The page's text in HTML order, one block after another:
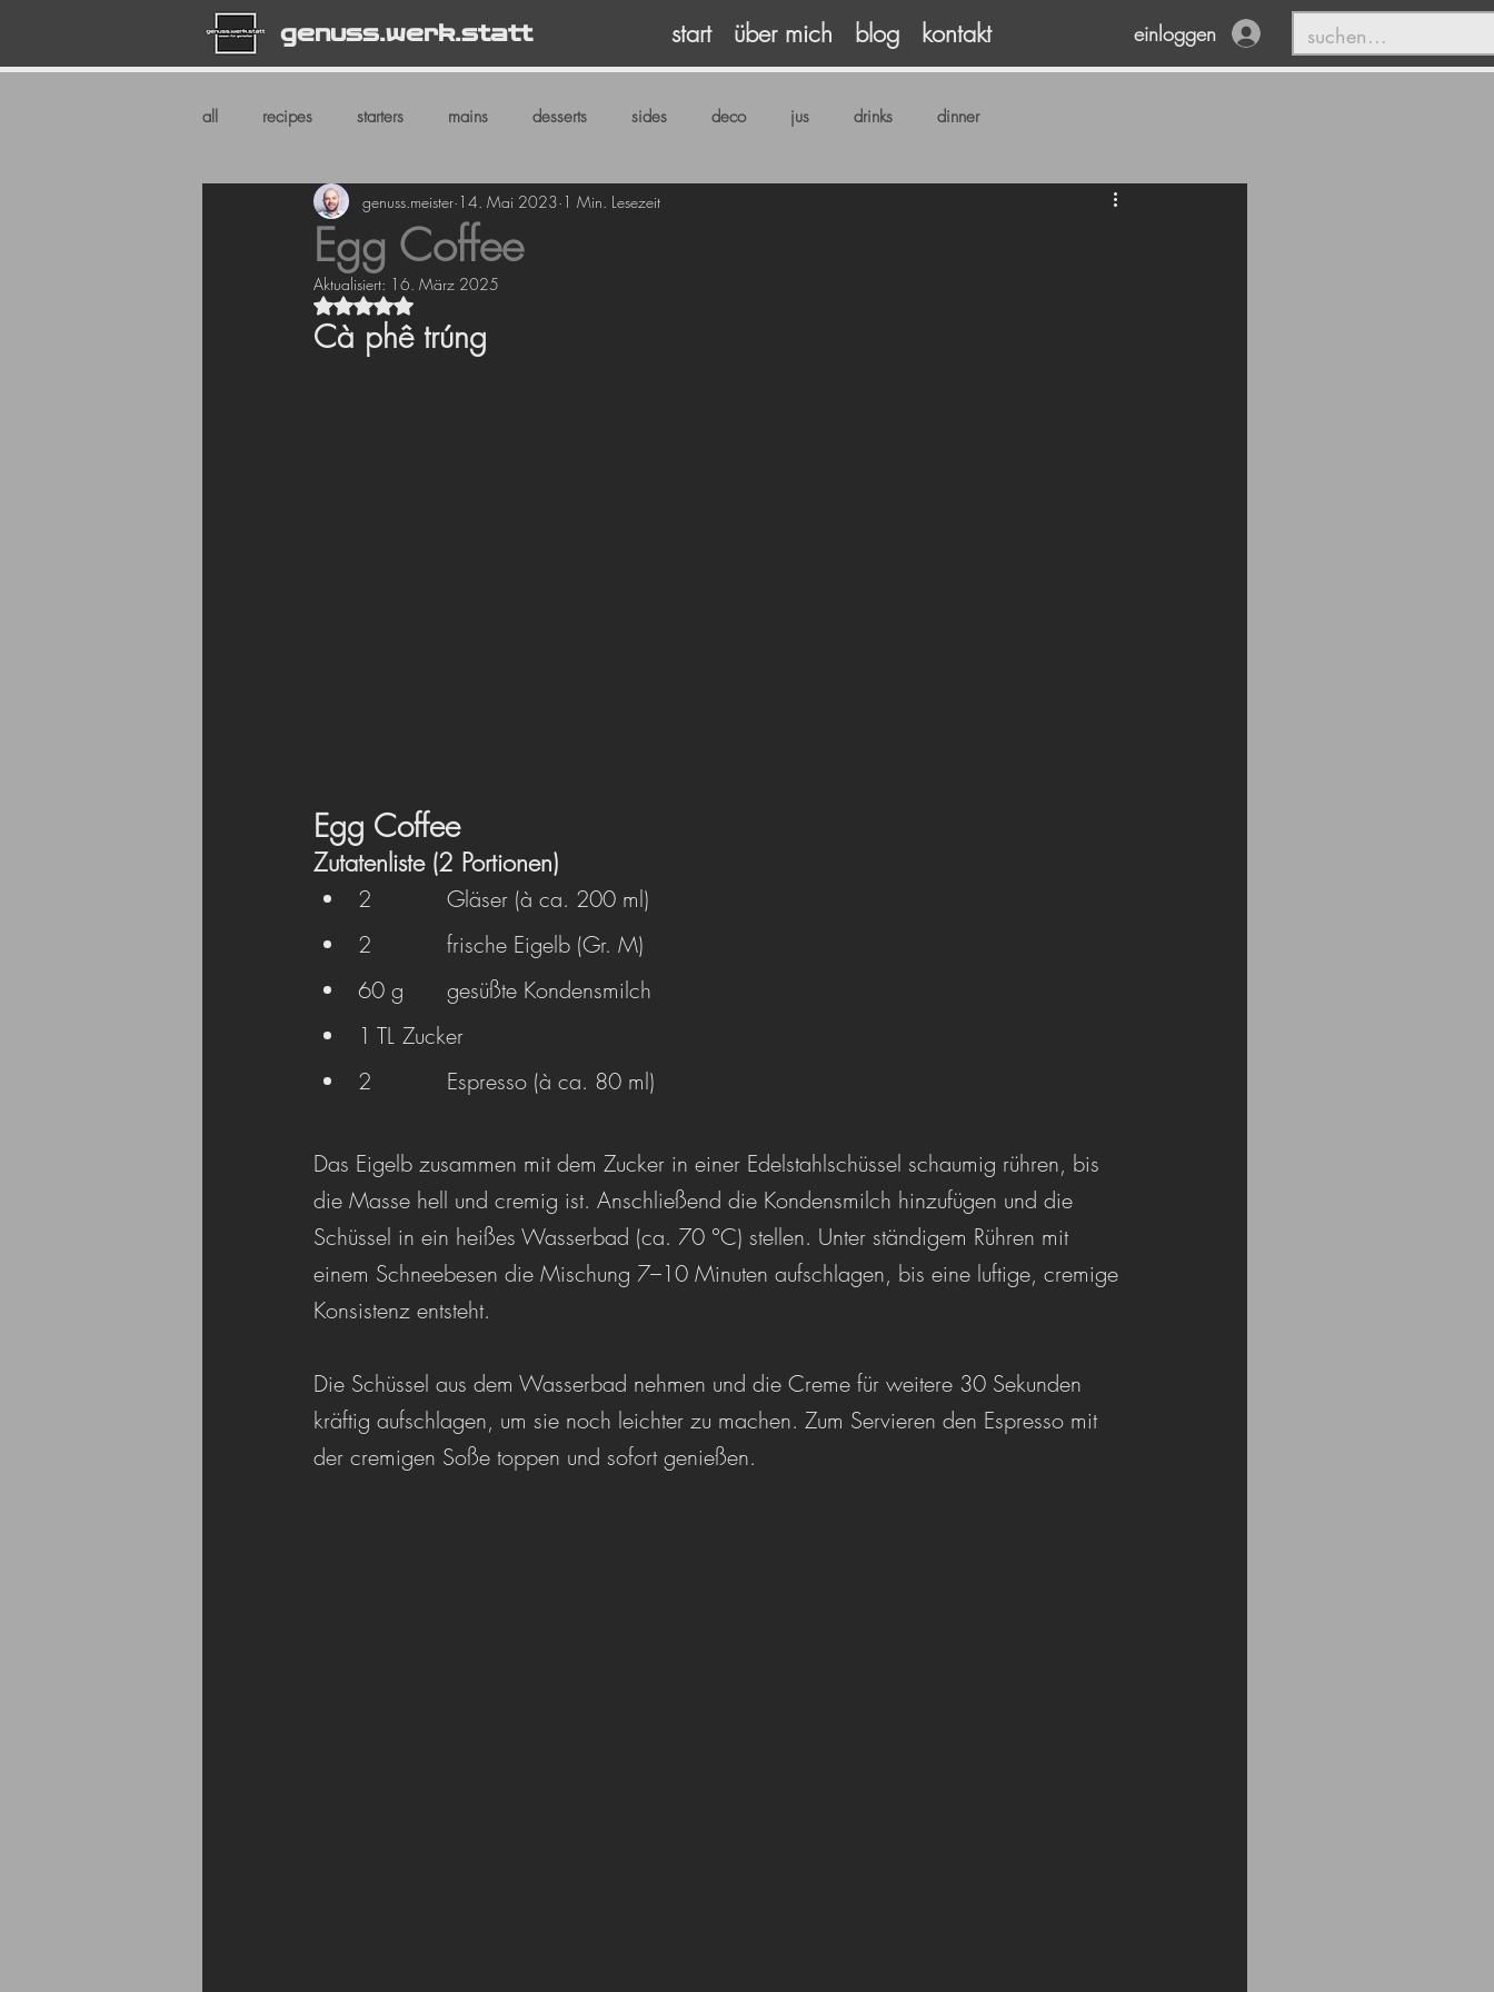
genuss.werk.statt start über mich blog kontakt einloggen
all recipes starters mains desserts sides deco jus drinks dinner
Egg Coffee
genuss.meister 14. Mai 2023 1 Min. Lesezeit
Aktualisiert: 16. März 2025
Mit NaN von 5 Sternen bewertet.
Cà phê trúng
Egg Coffee
Zutatenliste (2 Portionen)
2 		Gläser (à ca. 200 ml)
2		frische Eigelb (Gr. M)
60 g	gesüßte Kondensmilch
1 TL	Zucker
2		Espresso (à ca. 80 ml)
Das Eigelb zusammen mit dem Zucker in einer Edelstahlschüssel schaumig rühren, bis
die Masse hell und cremig ist. Anschließend die Kondensmilch hinzufügen und die
Schüssel in ein heißes Wasserbad (ca. 70 °C) stellen. Unter ständigem Rühren mit
einem Schneebesen die Mischung 7–10 Minuten aufschlagen, bis eine luftige, cremige
Konsistenz entsteht.
Die Schüssel aus dem Wasserbad nehmen und die Creme für weitere 30 Sekunden
kräftig aufschlagen, um sie noch leichter zu machen. Zum Servieren den Espresso mit
der cremigen Soße toppen und sofort genießen.